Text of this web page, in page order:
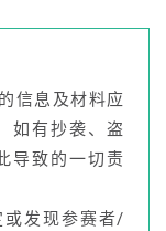
信息及材料应
如有抄袭、盗
导致的一切责
发现参赛者/